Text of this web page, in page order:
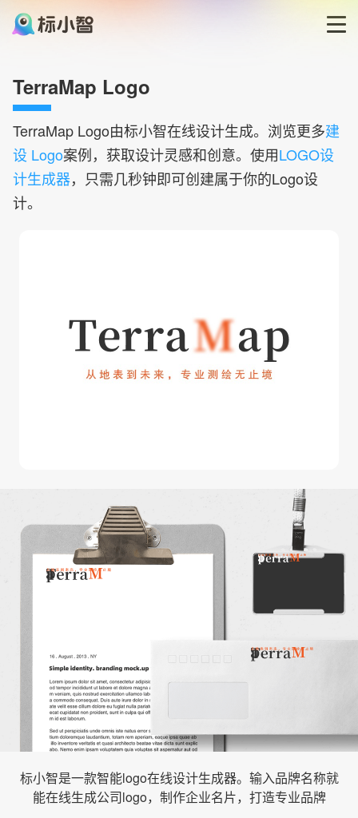
LOGO生成器
LOGO模板
TerraMap Logo
TerraMap Logo由标小智在线设计生成。浏览更多建
设 Logo案例，获取设计灵感和创意。使用LOGO设
计生成器，只需几秒钟即可创建属于你的Logo设
计。
标小智是一款智能logo在线设计生成器。输入品牌名称就
能在线生成公司logo，制作企业名片，打造专业品牌